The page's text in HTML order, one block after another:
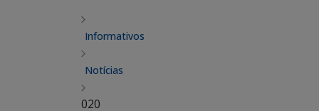
Informativos
Notícias
020